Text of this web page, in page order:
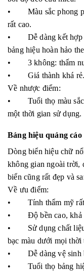
• Màu sắc phong
rất cao.
• Dễ dàng kết hợp
bảng hiệu hoàn hảo
• 3 không: thấm
• Giá thành khá rẻ.
Về nhược điểm:
• Tuổi thọ màu sắc
một thời gian sử dụng.
Bảng hiệu quảng
Dòng biển hiệu chữ
không gian ngoài trời,
biển cũng rất đẹp và
Về ưu điểm:
• Tính thẩm mỹ rất
• Độ bền cao, khả
• Sử dụng chất liệu
bạc màu dưới mọi thời
• Dễ dàng vệ sinh
• Tuổi thọ bảng